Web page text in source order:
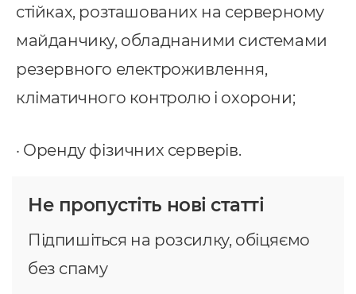
стійках, розташованих на серверному
майданчику, обладнаними системами
резервного електроживлення,
кліматичного контролю і охорони;
· Оренду фізичних серверів.
Не пропустіть нові статті
Підпишіться на розсилку, обіцяємо
без спаму